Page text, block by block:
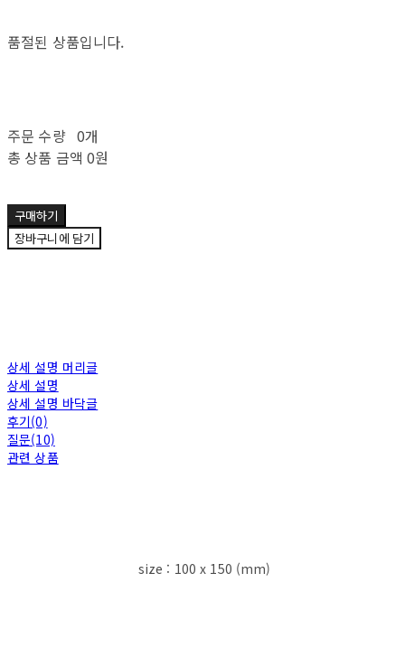
품절된 상품입니다.
주문 수량 0개
총 상품 금액 0원
구매하기
장바구니에 담기
상세 설명 머리글
상세 설명
상세 설명 바닥글
후기(0)
질문(10)
관련 상품
size : 100 x 150 (mm)